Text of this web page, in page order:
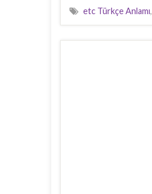
etc Türkçe Anlamı,